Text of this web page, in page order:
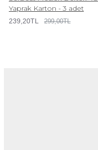
Yaprak Karton - 3 adet
239,20TL 299,00TL